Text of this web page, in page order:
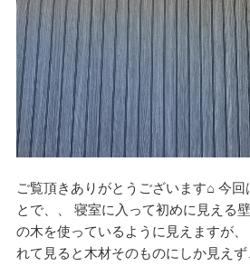
ご覧頂きありがとうございます⌂ 今回
とで、、 寝室に入って初めに見える
の木を使っているように見えますが
れて見ると木材そのものにしか見え